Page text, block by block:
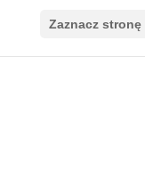
Zaznacz stronę